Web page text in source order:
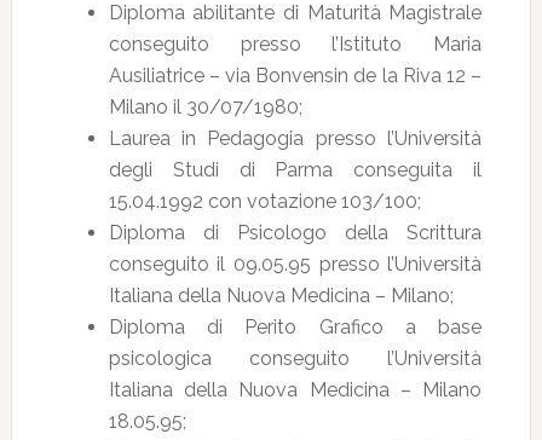
Diploma abilitante di Maturità Magistrale
conseguito presso l’Istituto Maria
Ausiliatrice – via Bonvensin de la Riva 12 –
Milano il 30/07/1980;
Laurea in Pedagogia presso l’Università
degli Studi di Parma conseguita il
15.04.1992 con votazione 103/100;
Diploma di Psicologo della Scrittura
conseguito il 09.05.95 presso l’Università
Italiana della Nuova Medicina – Milano;
Diploma di Perito Grafico a base
psicologica conseguito l’Università
Italiana della Nuova Medicina – Milano
18.05.95;